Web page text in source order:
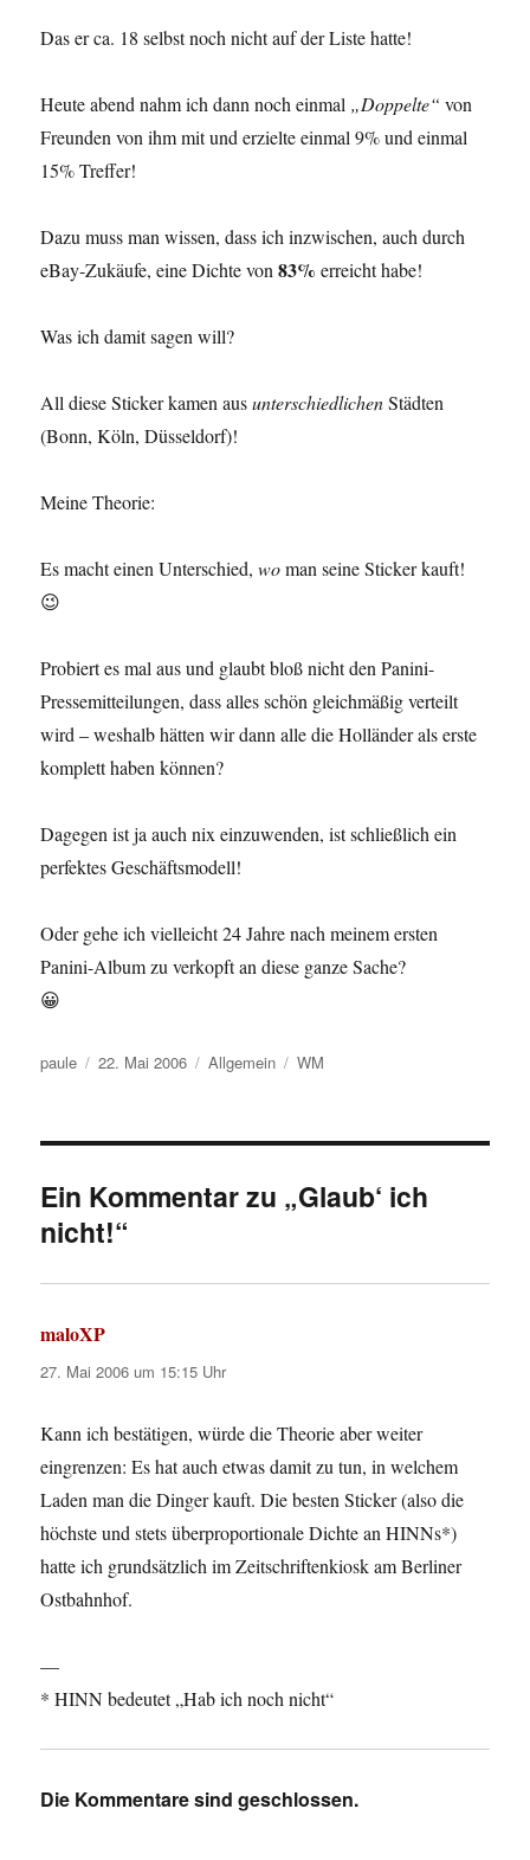
Das er ca. 18 selbst noch nicht auf der Liste hatte!
Heute abend nahm ich dann noch einmal „Doppelte“ von
Freunden von ihm mit und erzielte einmal 9% und einmal
15% Treffer!
Dazu muss man wissen, dass ich inzwischen, auch durch
eBay-Zukäufe, eine Dichte von83% erreicht habe!
Was ich damit sagen will?
All diese Sticker kamen ausunterschiedlichenStädten
(Bonn, Köln, Düsseldorf)!
Meine Theorie:
Es macht einen Unterschied,woman seine Sticker kauft!
😉
Probiert es mal aus und glaubt bloß nicht den Panini-
Pressemitteilungen, dass alles schön gleichmäßig verteilt
wird – weshalb hätten wir dann alle die Holländer als erste
komplett haben können?
Dagegen ist ja auch nix einzuwenden, ist schließlich ein
perfektes Geschäftsmodell!
Oder gehe ich vielleicht 24 Jahre nach meinem ersten
Panini-Album zu verkopft an diese ganze Sache?
😀
Autor
paule
Veröffentlicht
22. Mai 2006 Kategorien
Allgemein Schlagwörter
WM
Ein Kommentar zu „Glaub‘ ich
nicht!“
maloXP
27. Mai 2006 um 15:15 Uhr
Kann ich bestätigen, würde die Theorie aber weiter
eingrenzen: Es hat auch etwas damit zu tun, in welchem
Laden man die Dinger kauft. Die besten Sticker (also die
höchste und stets überproportionale Dichte an HINNs*)
hatte ich grundsätzlich im Zeitschriftenkiosk am Berliner
Ostbahnhof.
—
* HINN bedeutet „Hab ich noch nicht“
Die Kommentare sind geschlossen.